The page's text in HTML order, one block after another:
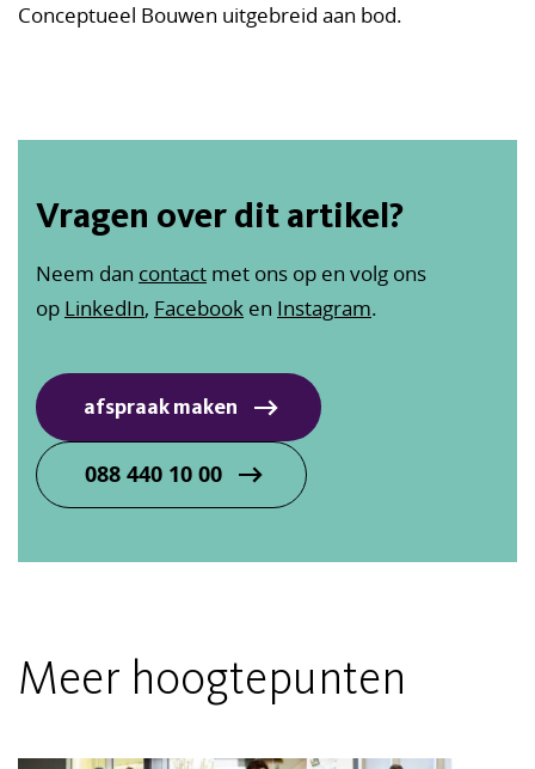
Conceptueel Bouwen uitgebreid aan bod.
Vragen over dit artikel?
Neem dan contact met ons op en volg ons
op LinkedIn, Facebook en Instagram.
afspraak maken
088 440 10 00
Meer hoogtepunten